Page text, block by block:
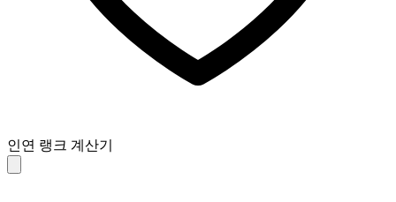
인연 랭크 계산기